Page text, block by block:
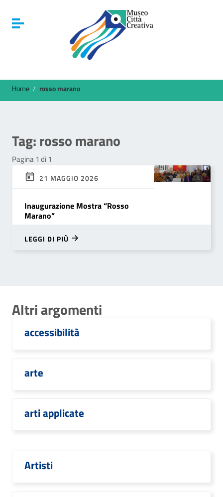
Vai al menu di navigazione
Vai al footer
Attiva / disattiva la navigazione
Home / rosso marano
Tag:rosso marano
Pagina 1 di 1
21 MAGGIO 2026
Inaugurazione Mostra “Rosso
Marano”
LEGGI DI PIÙ
Altri argomenti
accessibilità
arte
arti applicate
Artisti